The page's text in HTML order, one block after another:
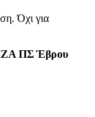
Όχι για
ΠΣ Έβρου